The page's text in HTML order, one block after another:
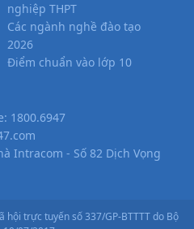
nghiệp THPT
Các ngành nghề đào tạo
2026
Điểm chuẩn vào lớp 10
1800.6947
Intracom - Số 82 Dịch Vọng
hội trực tuyến số 337/GP-BTTTT do Bộ